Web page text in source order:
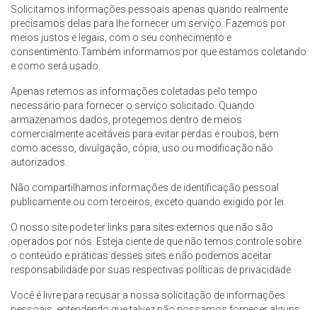
Solicitamos informações pessoais apenas quando realmente
precisamos delas para lhe fornecer um serviço. Fazemos por
meios justos e legais, com o seu conhecimento e
consentimento.Também informamos por que estamos coletando
e como será usado.
Apenas retemos as informações coletadas pelo tempo
necessário para fornecer o serviço solicitado. Quando
armazenamos dados, protegemos dentro de meios
comercialmente aceitáveis para evitar perdas e roubos, bem
como acesso, divulgação, cópia, uso ou modificação não
autorizados.
Não compartilhamos informações de identificação pessoal
publicamente ou com terceiros, exceto quando exigido por lei.
O nosso site pode ter links para sites externos que não são
operados por nós. Esteja ciente de que não temos controle sobre
o conteúdo e práticas desses sites e não podemos aceitar
responsabilidade por suas respectivas políticas de privacidade.
Você é livre para recusar a nossa solicitação de informações